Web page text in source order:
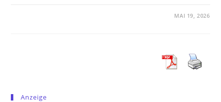
MAI 19, 2026
Anzeige